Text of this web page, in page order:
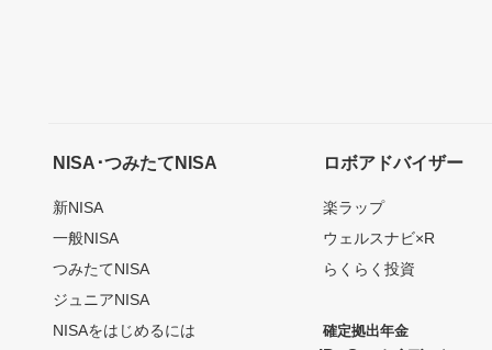
NISA･つみたてNISA
新NISA
一般NISA
つみたてNISA
ジュニアNISA
NISAをはじめるには
ロボアドバイザー
楽ラップ
ウェルスナビ×R
らくらく投資
確定拠出年金